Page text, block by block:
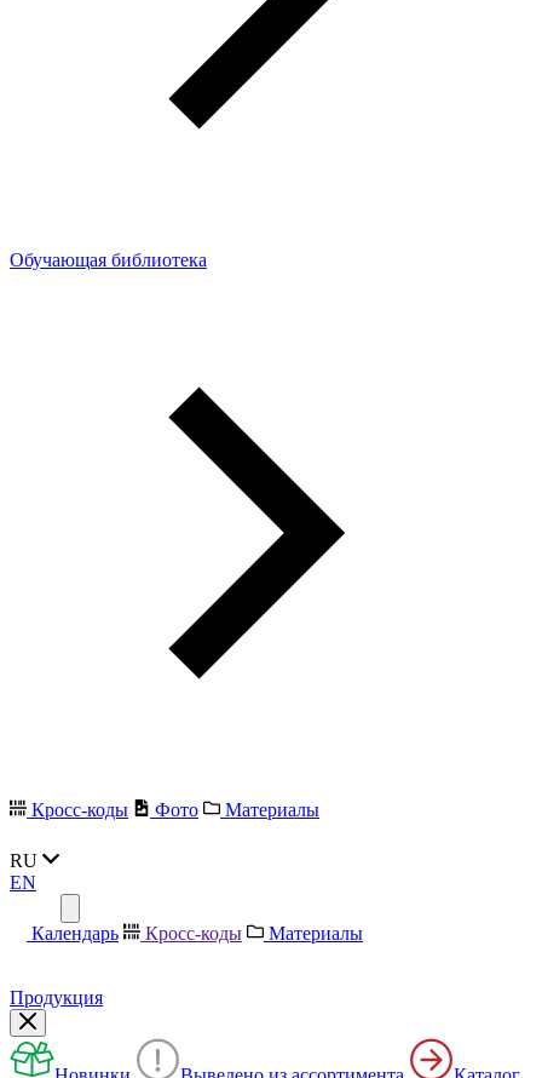
Обучающая библиотека
Кросс-коды Фото Материалы
RU
EN
Календарь Кросс-коды Материалы
Продукция